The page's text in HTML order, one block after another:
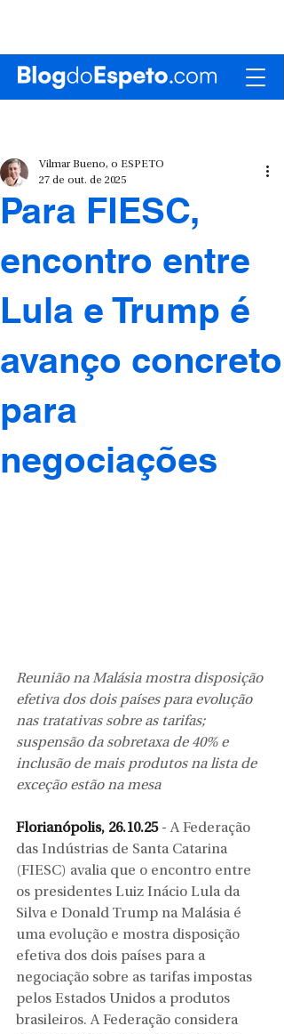
Para FIESC,
encontro entre
Lula e Trump é
avanço concreto
para
negociações
Vilmar Bueno, o ESPETO
27 de out. de 2025
Reunião na Malásia mostra disposição
efetiva dos dois países para evolução
nas tratativas sobre as tarifas;
suspensão da sobretaxa de 40% e
inclusão de mais produtos na lista de
exceção estão na mesa
Florianópolis, 26.10.25 - A Federação
das Indústrias de Santa Catarina
(FIESC) avalia que o encontro entre
os presidentes Luiz Inácio Lula da
Silva e Donald Trump na Malásia é
uma evolução e mostra disposição
efetiva dos dois países para a
negociação sobre as tarifas impostas
pelos Estados Unidos a produtos
brasileiros. A Federação considera